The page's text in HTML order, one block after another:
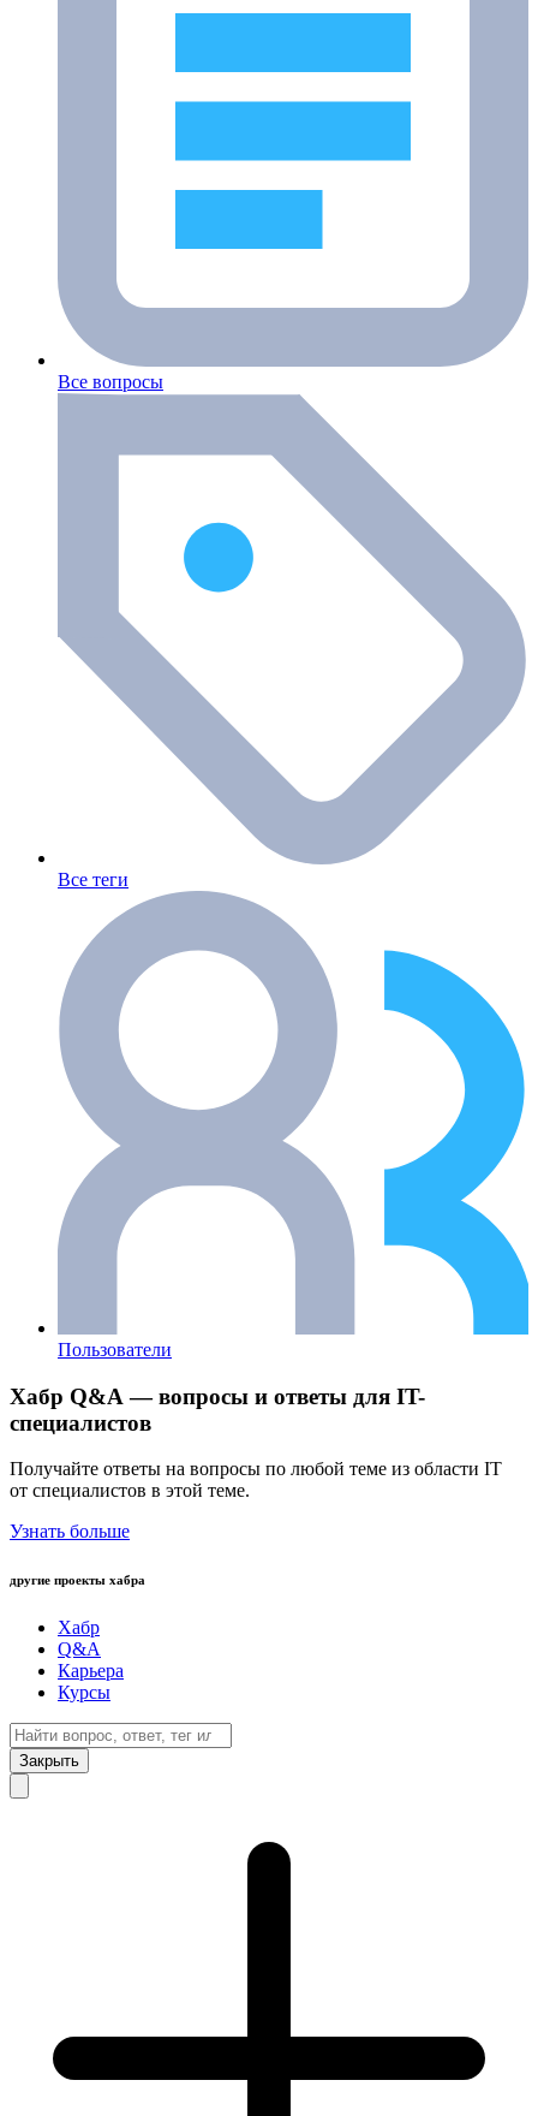
Все вопросы
Все теги
Пользователи
Хабр Q&A — вопросы и ответы для IT-
специалистов
Получайте ответы на вопросы по любой теме из области IT
от специалистов в этой теме.
Узнать больше
другие проекты хабра
Хабр
Q&A
Карьера
Курсы
Закрыть